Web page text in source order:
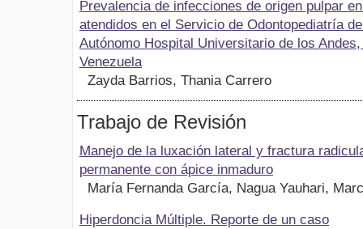
Prevalencia de infecciones de origen pulpar
atendidos en el Servicio de Odontopediatría
Autónomo Hospital Universitario de los
Venezuela
Zayda Barrios, Thania Carrero
Trabajo de Revisión
Manejo de la luxación lateral y fractura
permanente con ápice inmaduro
María Fernanda García, Nagua Yauhari,
Hiperdoncia Múltiple. Reporte de un caso